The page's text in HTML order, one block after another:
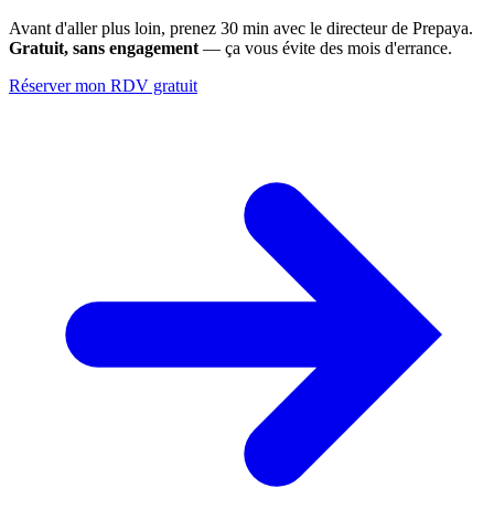
Avant d'aller plus loin, prenez 30 min avec le directeur de Prepaya.
Gratuit, sans engagement — ça vous évite des mois d'errance.
Réserver mon RDV gratuit